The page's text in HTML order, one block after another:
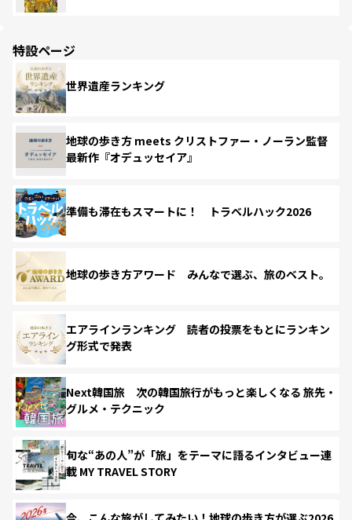
特設ページ
世界遺産ランキング
地球の歩き方 meets クリストファー・ノーラン監督
最新作『オデュッセイア』
準備も滞在もスマートに！ トラベルハック2026
地球の歩き方アワード みんなで選ぶ、旅のベスト。
エアラインランキング 読者の投票をもとにランキン
グ形式で発表
Next韓国旅 次の韓国旅行がもっと楽しくなる 旅先・
グルメ・テクニック
旬な“あの人”が「旅」をテーマに語るインタビュー連
載 MY TRAVEL STORY